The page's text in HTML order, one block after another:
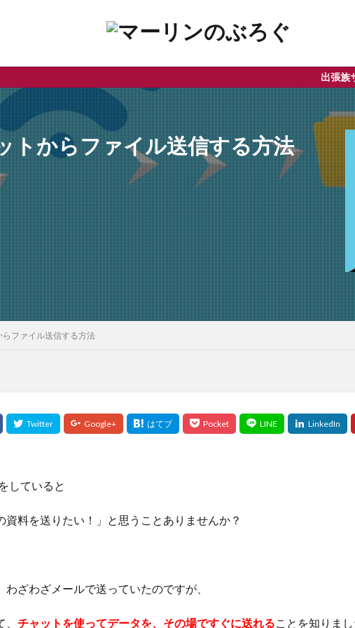
出張族サラリーマ
トからファイル送信する方法
ファイル送信する方法
していると
資料を送りたい！」と思うことありませんか？
わざわざメールで送っていたのですが、
チャットを使ってデータを、その場ですぐに送れる ことを知りま